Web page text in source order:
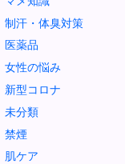
制汗・体臭対策
医薬品
女性の悩み
新型コロナ
未分類
禁煙
肌ケア